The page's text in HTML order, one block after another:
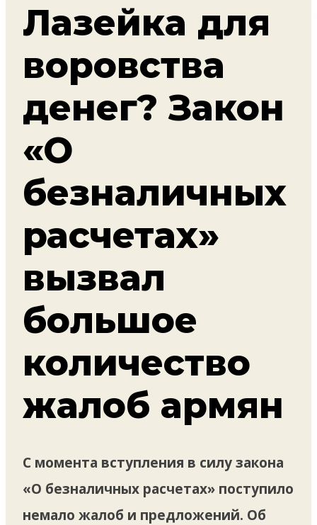
Лазейка для
воровства
денег? Закон
«О
безналичных
расчетах»
вызвал
большое
количество
жалоб армян
С момента вступления в силу закона
«О безналичных расчетах» поступило
немало жалоб и предложений. Об